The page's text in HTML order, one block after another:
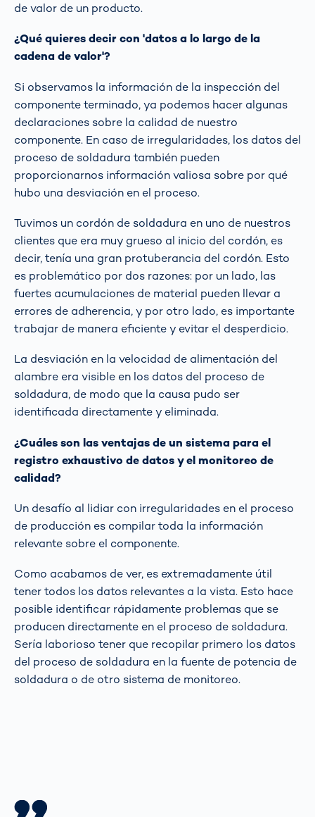
de valor de un producto.
¿Qué quieres decir con 'datos a lo largo de la
cadena de valor'?
Si observamos la información de la inspección del
componente terminado, ya podemos hacer algunas
declaraciones sobre la calidad de nuestro
componente. En caso de irregularidades, los datos del
proceso de soldadura también pueden
proporcionarnos información valiosa sobre por qué
hubo una desviación en el proceso.
Tuvimos un cordón de soldadura en uno de nuestros
clientes que era muy grueso al inicio del cordón, es
decir, tenía una gran protuberancia del cordón. Esto
es problemático por dos razones: por un lado, las
fuertes acumulaciones de material pueden llevar a
errores de adherencia, y por otro lado, es importante
trabajar de manera eficiente y evitar el desperdicio.
La desviación en la velocidad de alimentación del
alambre era visible en los datos del proceso de
soldadura, de modo que la causa pudo ser
identificada directamente y eliminada.
¿Cuáles son las ventajas de un sistema para el
registro exhaustivo de datos y el monitoreo de
calidad?
Un desafío al lidiar con irregularidades en el proceso
de producción es compilar toda la información
relevante sobre el componente.
Como acabamos de ver, es extremadamente útil
tener todos los datos relevantes a la vista. Esto hace
posible identificar rápidamente problemas que se
producen directamente en el proceso de soldadura.
Sería laborioso tener que recopilar primero los datos
del proceso de soldadura en la fuente de potencia de
soldadura o de otro sistema de monitoreo.